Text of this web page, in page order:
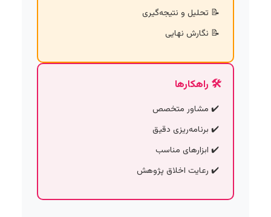
تحلیل و نتیجه‌گیری
نگارش نهایی
🛠️ راهکارها
مشاور متخصص
برنامه‌ریزی دقیق
ابزارهای مناسب
رعایت اخلاق پژوهش